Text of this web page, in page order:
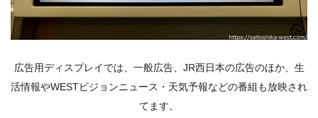
広告用ディスプレイでは、一般広告、 JR西日本の広告のほか、生
活情報やWESTビジョンニュース・天気予報などの番組も放映され
てます。